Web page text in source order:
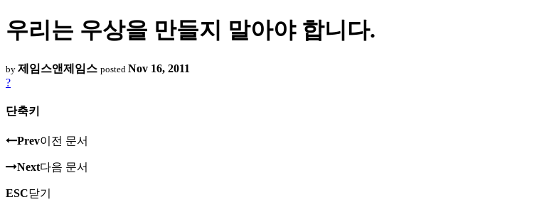
우리는 우상을 만들지 말아야 합니다.
by 제임스앤제임스 posted Nov 16, 2011
?
단축키
Prev이전 문서
Next다음 문서
ESC닫기